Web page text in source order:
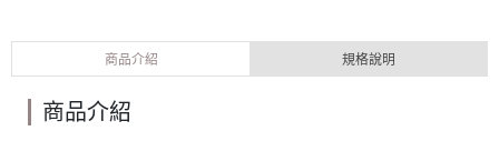
商品介紹 規格說明
商品介紹